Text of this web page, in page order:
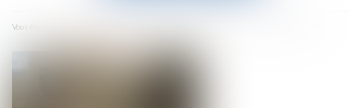
Vous êtes ici :